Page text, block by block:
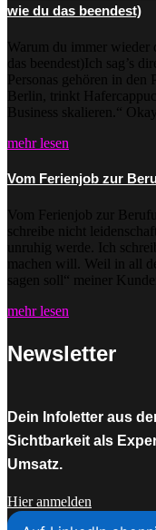
wie du das beendest)
Warum du immer wieder
das beendest)Ich sag’s
Personas gehören in den
Berlin, trinkt
Business skalieren.“
mehr lesen
Vom Ferienjob zur
Vom Ferienjob zur
schreibe nicht
unruhig werde. Ich
machen will. Weil in all
sagen soll“ meiner
mehr lesen
Newsletter
Dein Infoletter aus
Sichtbarkeit als
Umsatz.
Hier anmelden